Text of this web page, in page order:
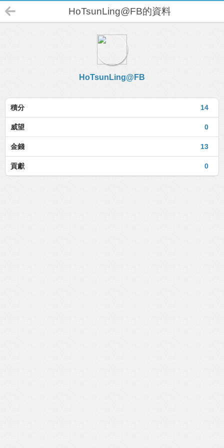
HoTsunLing@FB的資料
HoTsunLing@FB
14
積分
0
威望
13
金錢
0
貢獻